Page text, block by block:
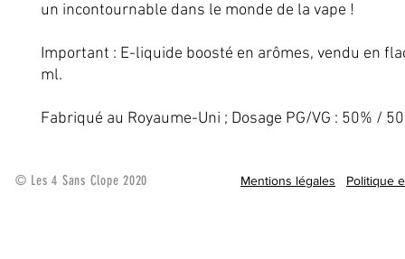
un incontournable dans le monde de la vape !
Important : E-liquide boosté en arômes, vendu en
ml.
Fabriqué au Royaume-Uni ; Dosage PG/VG : 50% /
© Les 4 Sans Clope 2020 Mentions légales Politique